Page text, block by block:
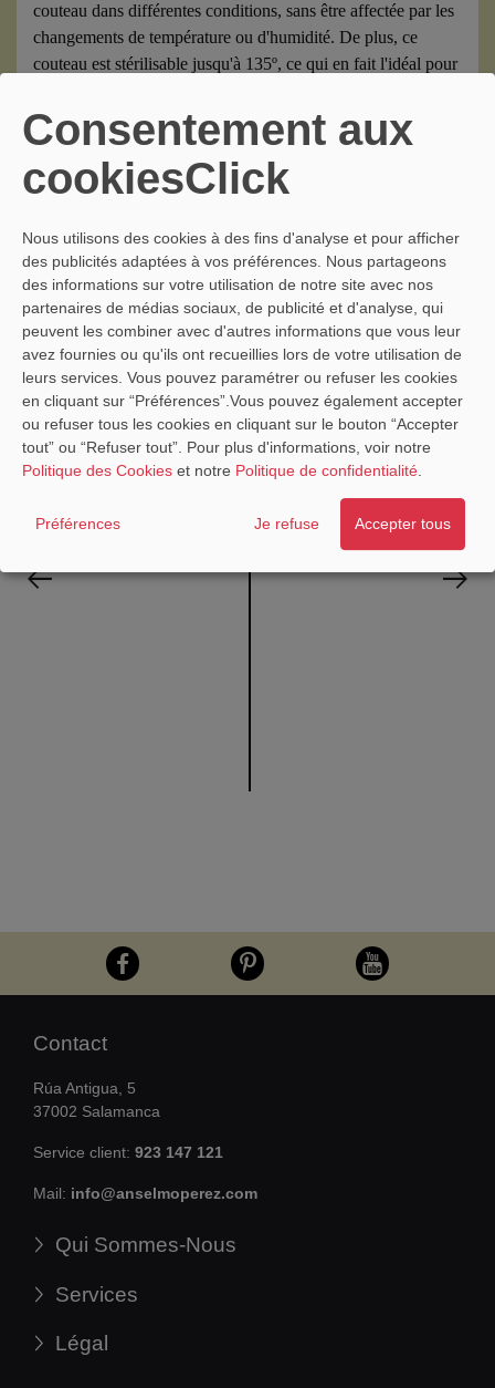
couteau dans différentes conditions, sans être affectée par les
changements de température ou d'humidité. De plus, ce
couteau est stérilisable jusqu'à 135º, ce qui en fait l'idéal pour
d'hygiène et de sécurité les plus élevées.
PRODUITS ASSOCIÉS
Aiguiseur 3 claveles
Couteau à jambon et
Claveles
Desde
Contact
Rúa Antigua, 5
37002 Salamanca
Service client: 923 147 121
Mail: info@anselmoperez.com
Qui Sommes-Nous
Services
Légal
Consentement aux
cookiesClick
Nous utilisons des cookies à des fins d'analyse et pour afficher
des publicités adaptées à vos préférences. Nous partageons
des informations sur votre utilisation de notre site avec nos
partenaires de médias sociaux, de publicité et d'analyse, qui
peuvent les combiner avec d'autres informations que vous leur
avez fournies ou qu'ils ont recueillies lors de votre utilisation de
leurs services. Vous pouvez paramétrer ou refuser les cookies
en cliquant sur “Préférences”.Vous pouvez également accepter
ou refuser tous les cookies en cliquant sur le bouton “Accepter
tout” ou “Refuser tout”. Pour plus d'informations, voir notre
Politique des Cookies et notre Politique de confidentialité.
Préférences Je refuse Accepter tous